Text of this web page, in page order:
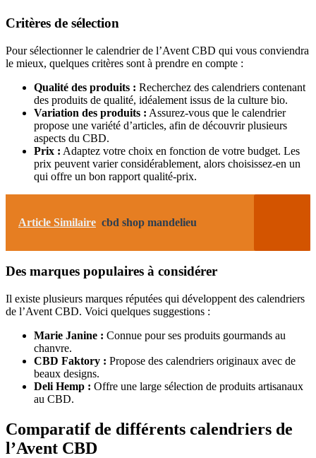
Critères de sélection
Pour sélectionner le calendrier de l’Avent CBD qui vous conviendra
le mieux, quelques critères sont à prendre en compte :
Qualité des produits : Recherchez des calendriers contenant
des produits de qualité, idéalement issus de la culture bio.
Variation des produits : Assurez-vous que le calendrier
propose une variété d’articles, afin de découvrir plusieurs
aspects du CBD.
Prix : Adaptez votre choix en fonction de votre budget. Les
prix peuvent varier considérablement, alors choisissez-en un
qui offre un bon rapport qualité-prix.
Article Similaire cbd shop mandelieu
Des marques populaires à considérer
Il existe plusieurs marques réputées qui développent des calendriers
de l’Avent CBD. Voici quelques suggestions :
Marie Janine : Connue pour ses produits gourmands au
chanvre.
CBD Faktory : Propose des calendriers originaux avec de
beaux designs.
Deli Hemp : Offre une large sélection de produits artisanaux
au CBD.
Comparatif de différents calendriers de
l’Avent CBD